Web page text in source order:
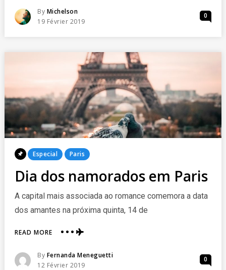
NA
APPLE
Posted
By Michelson
Posted
19 Février 2019
0
Posted
Especial Paris
Dia dos namorados em Paris
A capital mais associada ao romance comemora a data
dos amantes na próxima quinta, 14 de
READ MOREABOUT
DOS
NAMORADOS
Posted
By Fernanda Meneguetti
Posted
12 Février 2019
0